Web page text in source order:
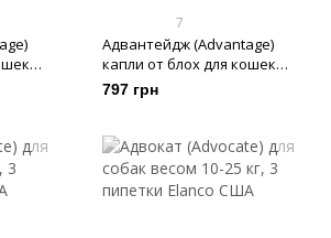
4
7
Адвантейдж (Advantage)
капли от блох для кошек
весом до 4 кг, 0,4 мл, 4
пипетки
797 грн